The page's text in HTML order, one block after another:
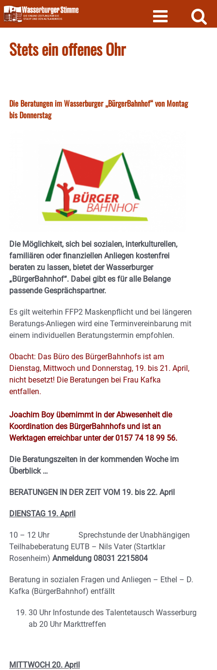
Skip
to
content
Stets ein offenes Ohr
Die Beratungen im Wasserburger „BürgerBahnhof“ von Montag
bis Donnerstag
Die Möglichkeit, sich bei sozialen, interkulturellen,
familiären oder finanziellen Anliegen kostenfrei
beraten zu lassen, bietet der Wasserburger
„BürgerBahnhof“. Dabei gibt es für alle Belange
passende Gesprächspartner.
Es gilt weiterhin FFP2 Maskenpflicht und bei längeren
Beratungs-Anliegen wird eine Terminvereinbarung mit
einem individuellen Beratungstermin empfohlen.
Obacht: Das Büro des BürgerBahnhofs ist am
Dienstag, Mittwoch und Donnerstag, 19. bis 21. April,
nicht besetzt! Die Beratungen bei Frau Kafka
entfallen.
Joachim Boy übernimmt in der Abwesenheit die
Koordination des BürgerBahnhofs und ist an
Werktagen erreichbar unter der 0157 74 18 99 56.
Die Beratungszeiten in der kommenden Woche im
Überblick …
BERATUNGEN IN DER ZEIT VOM 19. bis 22. April
DIENSTAG 19. April
10 – 12 Uhr Sprechstunde der Unabhängigen
Teilhabeberatung EUTB – Nils Vater (Startklar
Rosenheim) Anmeldung 08031 2215804
Beratung in sozialen Fragen und Anliegen – Ethel – D.
Kafka (BürgerBahnhof) entfällt
30 Uhr Infostunde des Talentetausch Wasserburg
ab 20 Uhr Markttreffen
MITTWOCH 20. April